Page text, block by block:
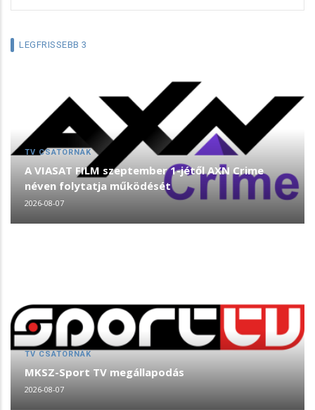
LEGFRISSEBB 3
TV CSATORNÁK
A VIASAT FILM szeptember 1-jétől AXN Crime
néven folytatja működését
2026-08-07
TV CSATORNÁK
MKSZ-Sport TV megállapodás
2026-08-07